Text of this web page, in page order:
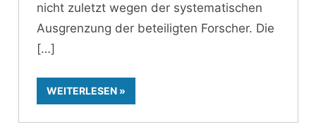
nicht zuletzt wegen der systematischen
Ausgrenzung der beteiligten Forscher. Die
WEITERLESEN